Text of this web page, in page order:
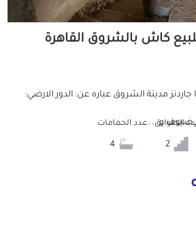
مدينة الشروق عباره عن: الدور الارضي:
ضيوف و ...
الطوابق عدد الحمامات